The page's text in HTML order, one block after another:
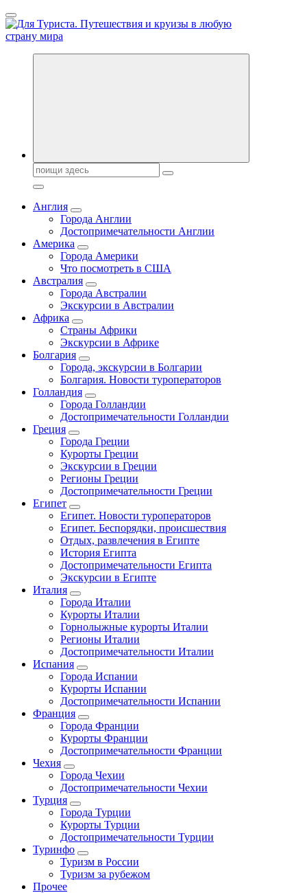
Перейти
к
содержанию
Новости туризма, куда поехать на отдых, где провести отпуск.
Поиск:
Англия
Города Англии
Достопримечательности Англии
Америка
Города Америки
Что посмотреть в США
Австралия
Города Австралии
Экскурсии в Австралии
Африка
Страны Африки
Экскурсии в Африке
Болгария
Города, экскурсии в Болгарии
Болгария. Новости туроператоров
Голландия
Города Голландии
Достопримечательности Голландии
Греция
Города Греции
Курорты Греции
Экскурсии в Греции
Регионы Греции
Достопримечательности Греции
Египет
Египет. Новости туроператоров
Египет. Беспорядки, происшествия
Отдых, развлечения в Египте
История Египта
Достопримечательности Египта
Экскурсии в Египте
Италия
Города Италии
Курорты Италии
Горнолыжные курорты Италии
Регионы Италии
Достопримечательности Италии
Испания
Города Испании
Курорты Испании
Достопримечательности Испании
Франция
Города Франции
Курорты Франции
Достопримечательности Франции
Чехия
Города Чехии
Достопримечательности Чехии
Турция
Города Турции
Курорты Турции
Достопримечательности Турции
Туринфо
Туризм в России
Туризм за рубежом
Прочее